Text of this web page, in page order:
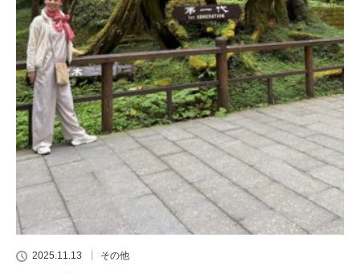
2025.11.13 その他